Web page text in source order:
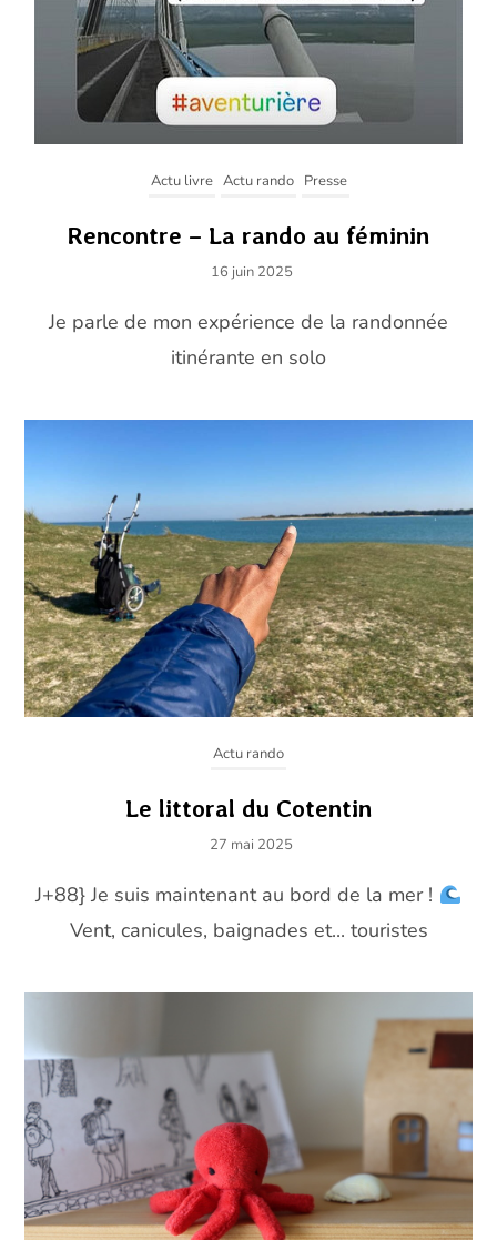
Actu livre Actu rando Presse
Rencontre – La rando au féminin
16 juin 2025
Je parle de mon expérience de la randonnée
itinérante en solo
Actu rando
Le littoral du Cotentin
27 mai 2025
J+88} Je suis maintenant au bord de la mer !
Vent, canicules, baignades et... touristes